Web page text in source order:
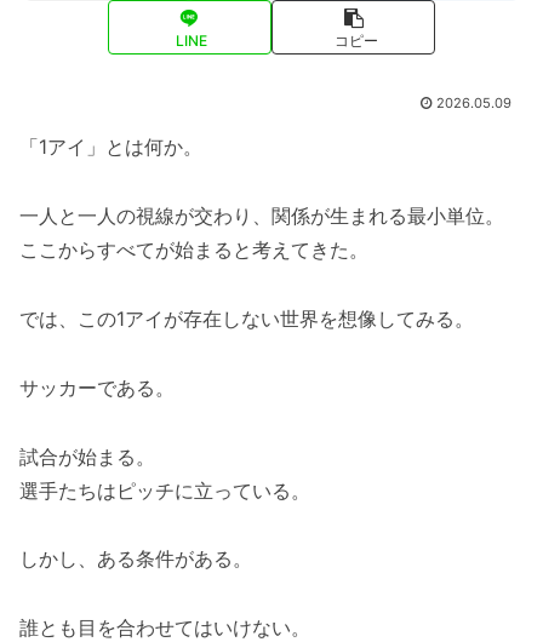
LINE コピー
2026.05.09
「1アイ」とは何か。
一人と一人の視線が交わり、関係が生まれる最小単位。
ここからすべてが始まると考えてきた。
では、この1アイが存在しない世界を想像してみる。
サッカーである。
試合が始まる。
選手たちはピッチに立っている。
しかし、ある条件がある。
誰とも目を合わせてはいけない。